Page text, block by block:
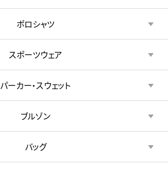
ポロシャツ
スポーツウェア
パーカー・スウェット
ブルゾン
バッグ